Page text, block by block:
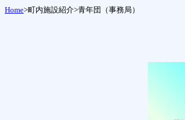
Home>町内施設紹介>青年団（事務局）